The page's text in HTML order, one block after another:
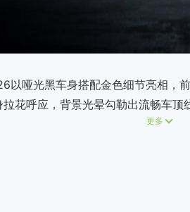
哑光黑车身搭配金色细节亮相，
花呼应，背景光晕勾勒出流畅车顶
更多